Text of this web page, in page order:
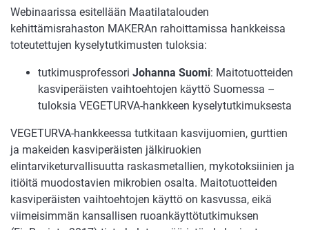
Webinaarissa esitellään Maatilatalouden
kehittämisrahaston MAKERAn rahoittamissa hankkeissa
toteutettujen kyselytutkimusten tuloksia:
tutkimusprofessori Johanna Suomi: Maitotuotteiden
kasviperäisten vaihtoehtojen käyttö Suomessa –
tuloksia VEGETURVA-hankkeen kyselytutkimuksesta
VEGETURVA-hankkeessa tutkitaan kasvijuomien, gurttien
ja makeiden kasviperäisten jälkiruokien
elintarviketurvallisuutta raskasmetallien, mykotoksiinien ja
itiöitä muodostavien mikrobien osalta. Maitotuotteiden
kasviperäisten vaihtoehtojen käyttö on kasvussa, eikä
viimeisimmän kansallisen ruoankäyttötutkimuksen